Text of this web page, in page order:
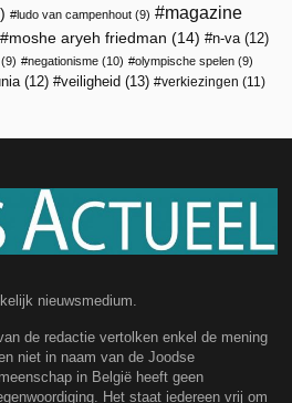
ludo van campenhout (9)
magazine
moshe aryeh friedman (14) n-va (12)
(9) negationisme (10) olympische spelen (9)
(12) veiligheid (13) verkiezingen (11)
nieuwsmedium.
de redactie vertolken enkel de mening
niet in naam van de Joodse
in België heeft geen
Het staat iedereen vrij om